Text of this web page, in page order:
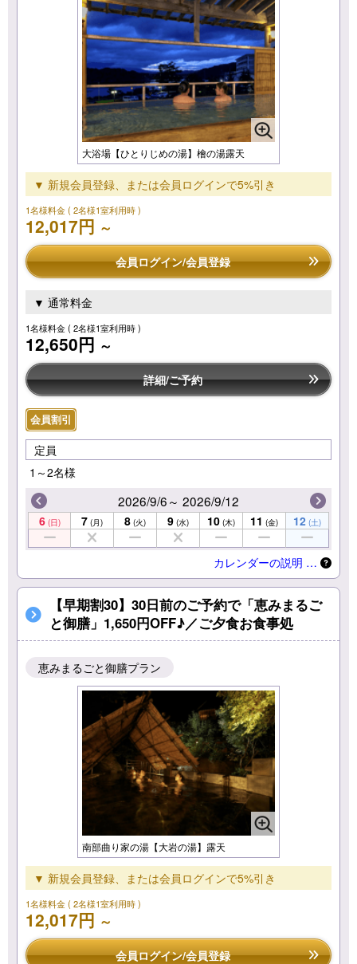
大浴場【ひとりじめの湯】檜の湯露天
▼ 新規会員登録、または会員ログインで5%引き
1名様料金( 2名様1室利用時 )
12,017円 ～
会員ログイン/会員登録
▼ 通常料金
1名様料金( 2名様1室利用時 )
12,650円 ～
詳細/ご予約
会員割引
定員
1～2名様
2026/9/6～ 2026/9/12
6 (日) 7 (月) 8 (火) 9 (水) 10 (木) 11 (金) 12 (土)
カレンダーの説明 …
【早期割30】30日前のご予約で「恵みまるご
と御膳」1,650円OFF♪／ご夕食お食事処
恵みまるごと御膳プラン
南部曲り家の湯【大岩の湯】露天
▼ 新規会員登録、または会員ログインで5%引き
1名様料金( 2名様1室利用時 )
12,017円 ～
会員ログイン/会員登録